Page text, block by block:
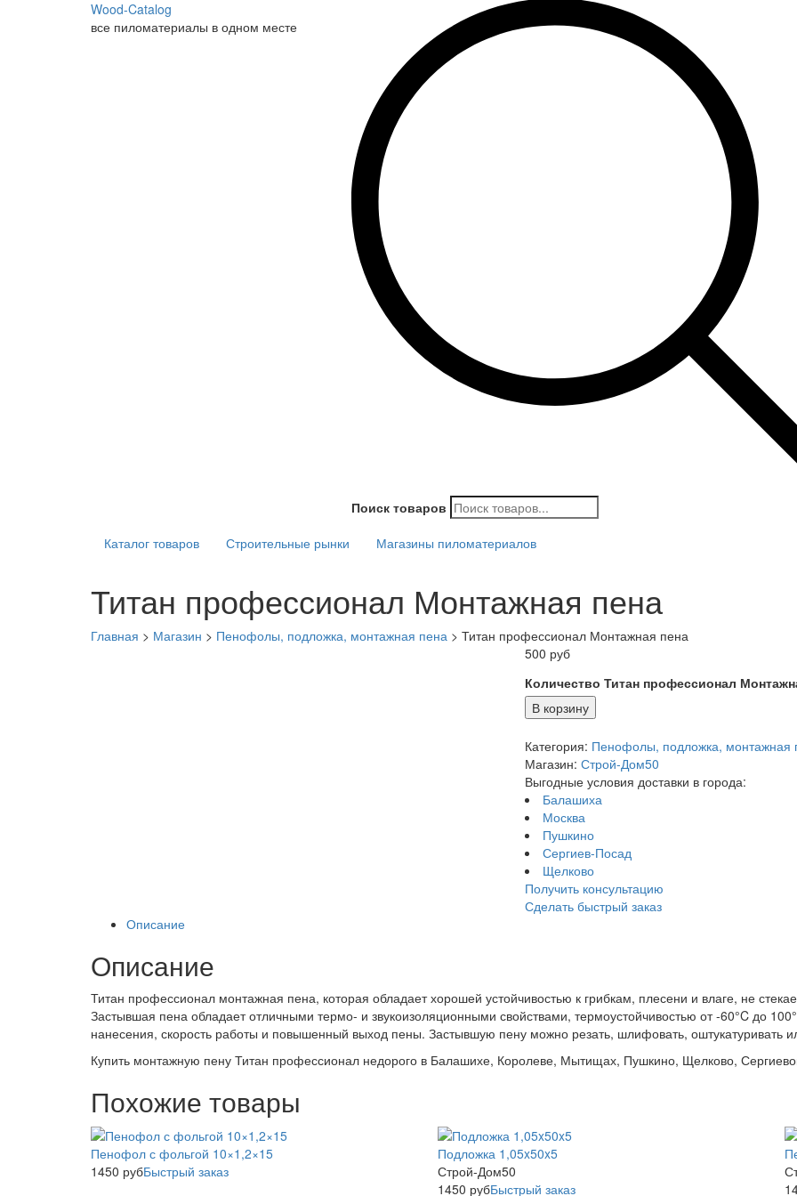
Wood-Catalog
все пиломатериалы в одном месте
Поиск товаров
Каталог товаров
Строительные рынки Магазины пиломатериалов
Титан профессионал Монтажная пена
Главная > Магазин > Пенофолы, подложка, монтажная пена > Титан профессионал Монтажная пена
500 руб
Количество Титан профессионал
В корзину
Категория: Пенофолы, подложка, монтажная
Магазин: Строй-Дом50
Выгодные условия доставки в города:
Балашиха
Москва
Пушкино
Сергиев-Посад
Щелково
Получить консультацию
Сделать быстрый заказ
Описание
Описание
Титан профессионал монтажная пена, которая обладает хорошей устойчивостью к грибкам, плесени и влаге, не
Застывшая пена обладает отличными термо- и звукоизоляционными свойствами, термоустойчивостью от -60°C до
нанесения, скорость работы и повышенный выход пены. Застывшую пену можно резать, шлифовать, оштукатуривать
Купить монтажную пену Титан профессионал недорого в Балашихе, Королеве, Мытищах, Пушкино, Щелково,
Похожие товары
Пенофол с фольгой 10×1,2×15
1450 рубБыстрый заказ
Подложка 1,05x50x5
Строй-Дом50
1450 рубБыстрый заказ